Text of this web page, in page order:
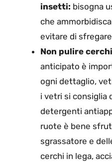
insetti: bisogna
che
evitare di
Non pulire
anticipato è
ogni dettaglio,
i vetri si consiglia
detergenti
ruote è bene
sgrassatore e
cerchi in lega,